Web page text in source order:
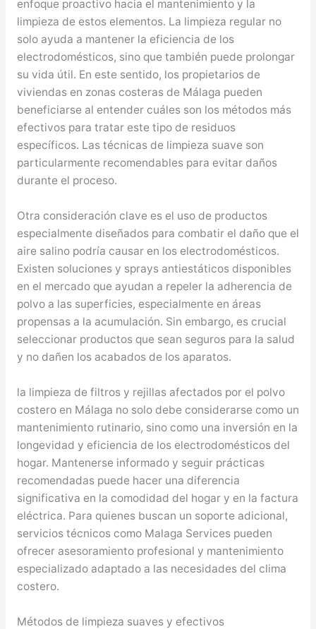
enfoque proactivo hacia el mantenimiento y la
limpieza de estos elementos. La limpieza regular no
solo ayuda a mantener la eficiencia de los
electrodomésticos, sino que también puede prolongar
su vida útil. En este sentido, los propietarios de
viviendas en zonas costeras de Málaga pueden
beneficiarse al entender cuáles son los métodos más
efectivos para tratar este tipo de residuos
específicos. Las técnicas de limpieza suave son
particularmente recomendables para evitar daños
durante el proceso.
Otra consideración clave es el uso de productos
especialmente diseñados para combatir el daño que el
aire salino podría causar en los electrodomésticos.
Existen soluciones y sprays antiestáticos disponibles
en el mercado que ayudan a repeler la adherencia de
polvo a las superficies, especialmente en áreas
propensas a la acumulación. Sin embargo, es crucial
seleccionar productos que sean seguros para la salud
y no dañen los acabados de los aparatos.
la limpieza de filtros y rejillas afectados por el polvo
costero en Málaga no solo debe considerarse como un
mantenimiento rutinario, sino como una inversión en la
longevidad y eficiencia de los electrodomésticos del
hogar. Mantenerse informado y seguir prácticas
recomendadas puede hacer una diferencia
significativa en la comodidad del hogar y en la factura
eléctrica. Para quienes buscan un soporte adicional,
servicios técnicos como Malaga Services pueden
ofrecer asesoramiento profesional y mantenimiento
especializado adaptado a las necesidades del clima
costero.
Métodos de limpieza suaves y efectivos